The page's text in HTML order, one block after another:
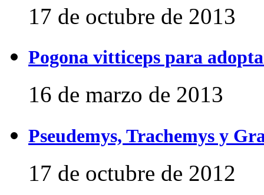
17 de octubre de 2013
Pogona vitticeps para
16 de marzo de 2013
Pseudemys, Trachemys y
17 de octubre de 2012